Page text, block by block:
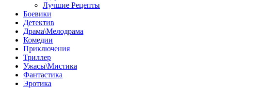
Лучшие Рецепты
Боевики
Детектив
Драма\Мелодрама
Комедии
Приключения
Триллер
Ужасы\Мистика
Фантастика
Эротика